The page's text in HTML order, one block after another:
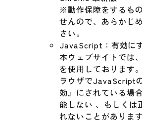
※動作保障をするも
せんので、あらかじ
さい。
JavaScript：有効に
本ウェブサイトでは
を使用しております
ラウザでJavaScript
効』にされている場
能しない 、もしくは
れないことがありま